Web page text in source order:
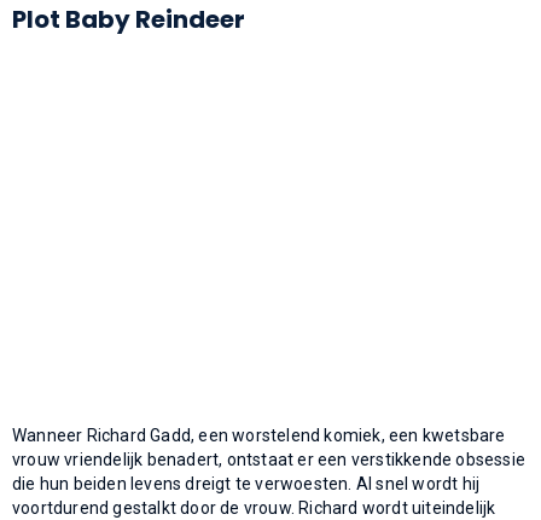
Plot Baby Reindeer
Wanneer Richard Gadd, een worstelend komiek, een kwetsbare
vrouw vriendelijk benadert, ontstaat er een verstikkende obsessie
die hun beiden levens dreigt te verwoesten. Al snel wordt hij
voortdurend gestalkt door de vrouw. Richard wordt uiteindelijk